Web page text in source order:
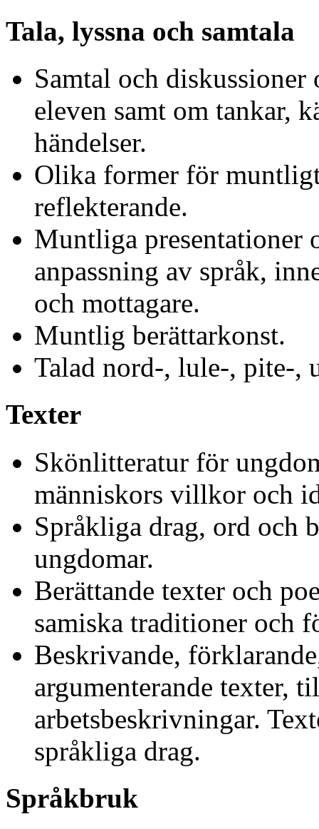
Tala, lyssna och samtala
Samtal och
eleven samt om tankar,
händelser.
Olika former för
reflekterande.
Muntliga presentationer
anpassning av språk,
och mottagare.
Muntlig berättarkonst.
Talad nord-, lule-, pite-,
Texter
Skönlitteratur för
människors villkor och
Språkliga drag, ord och
ungdomar.
Berättande texter och
samiska traditioner och
Beskrivande,
argumenterande texter,
arbetsbeskrivningar.
språkliga drag.
Språkbruk